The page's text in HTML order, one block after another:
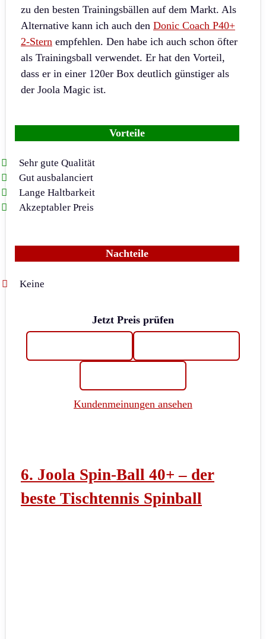
zu den besten Trainingsbällen auf dem Markt. Als
Alternative kann ich auch den Donic Coach P40+
2-Stern empfehlen. Den habe ich auch schon öfter
als Trainingsball verwendet. Er hat den Vorteil,
dass er in einer 120er Box deutlich günstiger als
der Joola Magic ist.
Vorteile
Sehr gute Qualität
Gut ausbalanciert
Lange Haltbarkeit
Akzeptabler Preis
Nachteile
Keine
Jetzt Preis prüfen
Kundenmeinungen ansehen
6. Joola Spin-Ball 40+ – der
beste Tischtennis Spinball